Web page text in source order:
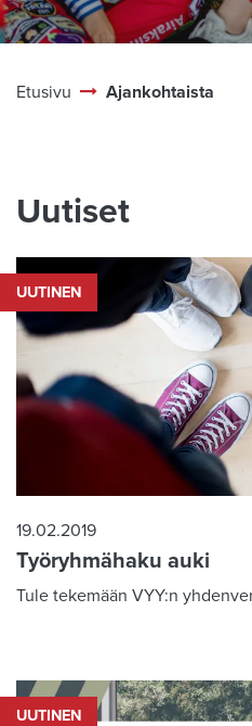
Etusivu Ajankohtaista
Uutiset
UUTINEN
19.02.2019
Työryhmähaku auki
Tule tekemään VYY:n
UUTINEN